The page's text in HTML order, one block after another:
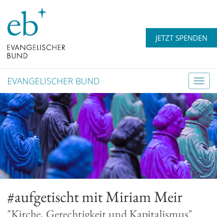
JETZT SPENDEN
T
o
g
g
l
e
n
a
v
EVANGELISCHER BUND
#aufgetischt mit Miriam Meir
"Kirche, Gerechtigkeit und Kapitalismus"